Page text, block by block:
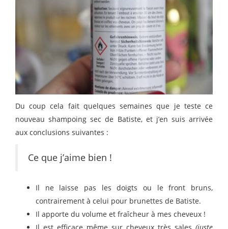
Du coup cela fait quelques semaines que je teste ce
nouveau shampoing sec de Batiste, et j’en suis arrivée
aux conclusions suivantes :
Ce que j’aime bien !
Il ne laisse pas les doigts ou le front bruns,
contrairement à celui pour brunettes de Batiste.
Il apporte du volume et fraîcheur à mes cheveux !